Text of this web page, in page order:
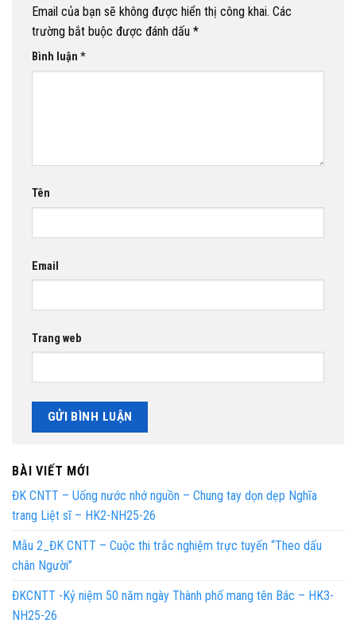
Email của bạn sẽ không được hiển thị công khai. Các
trường bắt buộc được đánh dấu *
Bình luận *
Tên
Email
Trang web
BÀI VIẾT MỚI
ĐK CNTT – Uống nước nhớ nguồn – Chung tay dọn dẹp Nghĩa
trang Liệt sĩ – HK2-NH25-26
Mẫu 2_ĐK CNTT – Cuộc thi trắc nghiệm trực tuyến “Theo dấu
chân Người”
ĐKCNTT -Kỷ niệm 50 năm ngày Thành phố mang tên Bác – HK3-
NH25-26